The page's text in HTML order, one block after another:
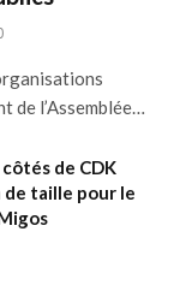
de l’Assemblée…
de CDK
de taille pour le